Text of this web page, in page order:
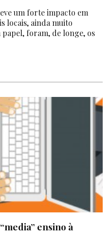
um forte impacto em
locais, ainda muito
foram, de longe, os
ensino à